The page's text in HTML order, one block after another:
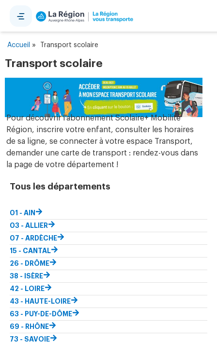
Accueil » Transport scolaire
Transport scolaire
Pour découvrir l’abonnement Scolaire+ Mobilité
Région, inscrire votre enfant, consulter les horaires
de sa ligne, se connecter à votre espace Transport,
demander une carte de transport : rendez-vous dans
la page de votre département !
Tous les départements
01 - AIN
03 - ALLIER
07 - ARDÈCHE
15 - CANTAL
26 - DRÔME
38 - ISÈRE
42 - LOIRE
43 - HAUTE-LOIRE
63 - PUY-DE-DÔME
69 - RHÔNE
73 - SAVOIE